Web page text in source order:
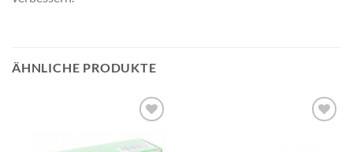
ÄHNLICHE PRODUKTE